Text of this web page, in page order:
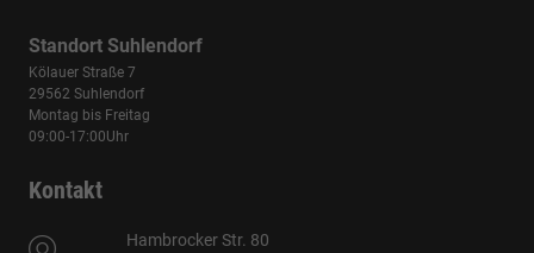
Standort Suhlendorf
Kölauer Straße 7
29562 Suhlendorf
Montag bis Freitag
09:00-17:00Uhr
Kontakt
Hambrocker Str. 80